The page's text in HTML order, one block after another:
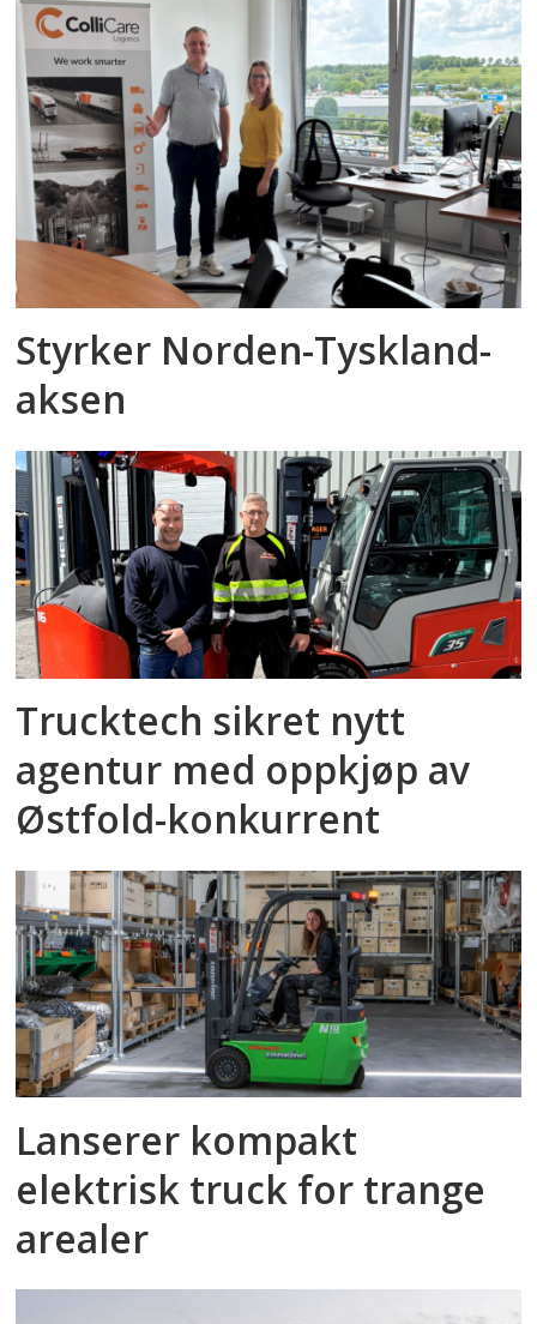
Styrker Norden-Tyskland-
aksen
Trucktech sikret nytt
agentur med oppkjøp av
Østfold-konkurrent
Lanserer kompakt
elektrisk truck for trange
arealer